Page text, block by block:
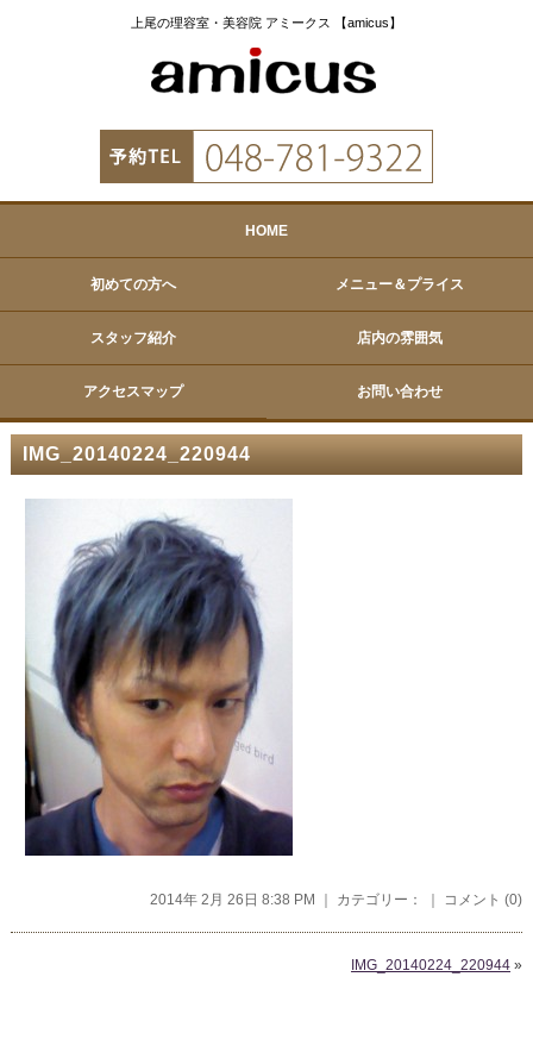
上尾の理容室・美容院 アミークス 【amicus】
HOME
初めての方へ メニュー＆プライス
スタッフ紹介 店内の雰囲気
アクセスマップ お問い合わせ
IMG_20140224_220944
2014年 2月 26日 8:38 PM ｜ カテゴリー： ｜ コメント (0)
IMG_20140224_220944 »